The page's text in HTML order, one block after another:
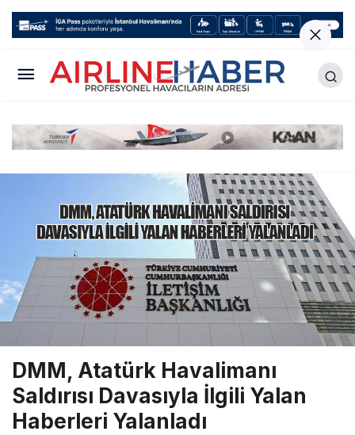
DMM, Atatürk Havalimanı
Saldırısı Davasıyla İlgili Yalan
Haberleri Yalanladı